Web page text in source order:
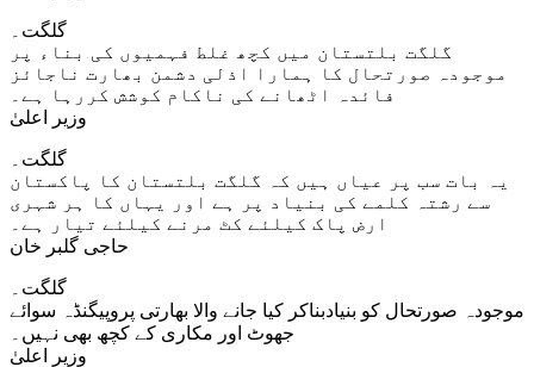
گلگت۔
گلگت بلتستان میں کچھ غلط فہمیوں کی بناء پر
موجودہ صورتحال کا ہمارا اذلی دشمن بھارت ناجائز
فائدہ اٹھانے کی ناکام کوشش کررہا ہے۔
وزیر اعلیٰ
گلگت۔
یہ بات سب پر عیاں ہیں کہ گلگت بلتستان کا پاکستان
سے رشتہ کلمے کی بنیاد پر ہے اور یہاں کا ہر شہری
ارض پاک کیلئے کٹ مرنے کیلئے تیار ہے۔
حاجی گلبر خان
گلگت۔
موجودہ صورتحال کو بنیادبناکر کیا جانے والا بھارتی پروپیگنڈہ سوائے
جھوٹ اور مکاری کے کچھ بھی نہیں۔
وزیر اعلیٰ